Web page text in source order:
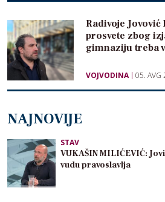
Radivoje
prosvete zbog
gimnaziju treba
VOJVODINA 05. AVG
NAJNOVIJE
STAV
VUKAŠIN MILIĆEVIĆ:
vudu pravoslavlja